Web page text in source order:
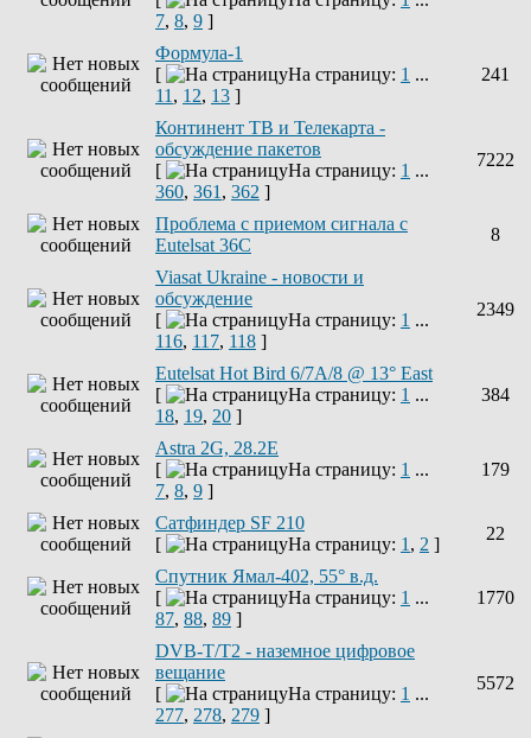
7, 8, 9 ]
Формула-1
[
На страницу: 1 ...
11 , 12, 13 ]
241
Континент ТВ и Телекарта -
обсуждение пакетов
[
На страницу: 1 ...
360, 361 , 362 ]
7222
Проблема с приемом сигнала с
Eutelsat 36C
8
Viasat Ukraine - новости и
обсуждение
[
На страницу: 1 ...
116, 117, 118 ]
2349
Eutelsat Hot Bird 6/7A/8 @ 13° East
[
На страницу: 1 ...
18, 19, 20 ]
384
Astra 2G, 28.2E
[
На страницу: 1 ...
7, 8, 9 ]
179
Сатфиндер SF 210
[
На страницу: 1 , 2 ]
22
Спутник Ямал-402, 55° в.д.
[
На страницу: 1 ...
87, 88, 89 ]
1770
DVB-T/T2 - наземное цифровое
вещание
[
На страницу: 1 ...
277, 278, 279 ]
5572